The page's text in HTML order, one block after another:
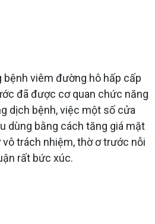
bệnh viêm đường hô hấp cấp
đã được cơ quan chức năng
dịch bệnh, việc một số cửa
dùng bằng cách tăng giá mặt
trách nhiệm, thờ ơ trước nỗi
rất bức xúc.